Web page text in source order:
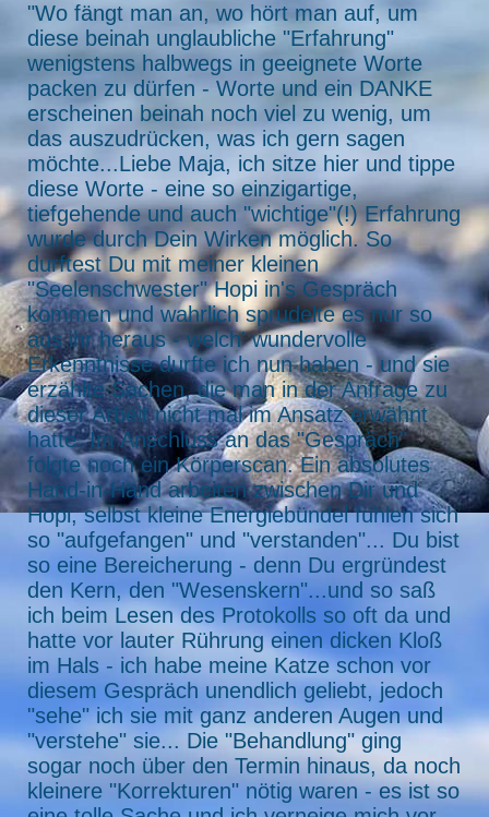
"Wo fängt man an, wo hört man auf, um
diese beinah unglaubliche "Erfahrung"
wenigstens halbwegs in geeignete Worte
packen zu dürfen - Worte und ein DANKE
erscheinen beinah noch viel zu wenig, um
das auszudrücken, was ich gern sagen
möchte...Liebe Maja, ich sitze hier und tippe
diese Worte - eine so einzigartige,
tiefgehende und auch "wichtige"(!) Erfahrung
wurde durch Dein Wirken möglich. So
durftest Du mit meiner kleinen
"Seelenschwester" Hopi in's Gespräch
kommen und wahrlich sprudelte es nur so
aus ihr heraus - welch' wundervolle
Erkenntnisse durfte ich nun haben - und sie
erzählte Sachen, die man in der Anfrage zu
dieser Arbeit nicht mal im Ansatz erwähnt
hatte. Im Anschluss an das "Gespräch"
folgte noch ein Körperscan. Ein absolutes
Hand-in-Hand arbeiten zwischen Dir und
Hopi, selbst kleine Energiebündel fühlen sich
so "aufgefangen" und "verstanden"... Du bist
so eine Bereicherung - denn Du ergründest
den Kern, den "Wesenskern"...und so saß
ich beim Lesen des Protokolls so oft da und
hatte vor lauter Rührung einen dicken Kloß
im Hals - ich habe meine Katze schon vor
diesem Gespräch unendlich geliebt, jedoch
"sehe" ich sie mit ganz anderen Augen und
"verstehe" sie... Die "Behandlung" ging
sogar noch über den Termin hinaus, da noch
kleinere "Korrekturen" nötig waren - es ist so